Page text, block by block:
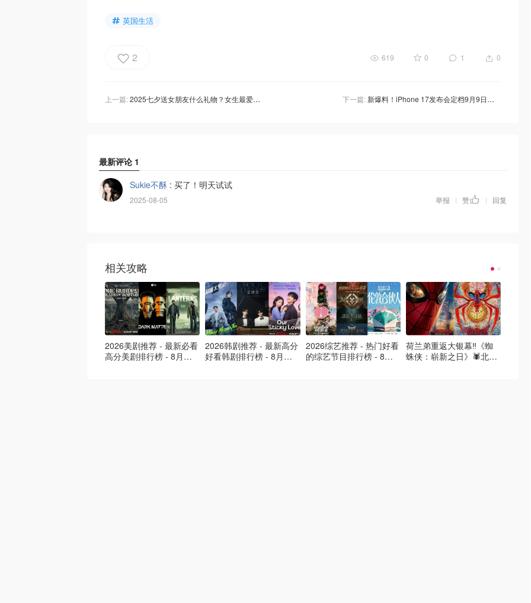
英国生活
2 619 0 1 0
上一篇:2025七夕送女朋友什么礼物？女生最爱爆款清单+情侣送礼DIY创意合集 下一篇:新爆料！iPhone 17发布会定档9月9日？！三大关键日期别错过
最新评论 1
Sukie不酥 : 买了！明天试试
2025-08-05 举报 | 赞 | 回复
相关攻略
2026美剧推荐 - 最新必看
高分美剧排行榜 - 8月最
2026韩剧推荐 - 最新高分
好看韩剧排行榜 - 8月最
2026综艺推荐 - 热门好看
的综艺节目排行榜 - 8月
荷兰弟重返大银幕‼️《蜘
蛛侠：崭新之日》🕷️北美
好看
必看